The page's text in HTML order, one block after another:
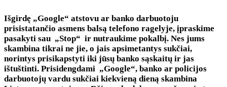
Išgirdę „Google“ atstovu ar banko darbuotoju
prisistatančio asmens balsą telefono ragelyje, įpraskime
pasakyti sau „Stop“ ir nutraukime pokalbį. Nes jums
skambina tikrai ne jie, o jais apsimetantys sukčiai,
norintys prisikapstyti iki jūsų banko sąskaitų ir jas
ištuštinti. Prisidengdami „Google“, banko ar policijos
darbuotojų vardu sukčiai kiekvieną dieną skambina